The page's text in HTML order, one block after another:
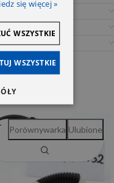
Porównywarka Ulubione
się więcej »
WSZYSTKIE
WSZYSTKIE